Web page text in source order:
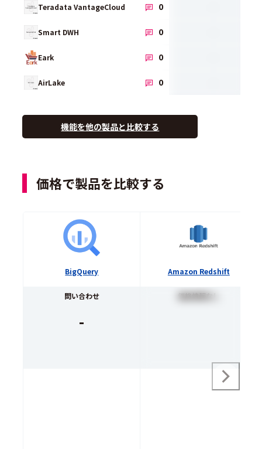
Teradata VantageCloud 0
Smart DWH 0
Eark 0
AirLake 0
機能を他の製品と比較する
価格で製品を比較する
BigQuery
問い合わせ
-
Amazon Redshift
価格情報なし